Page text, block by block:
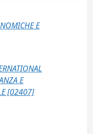
E
E
[02407]